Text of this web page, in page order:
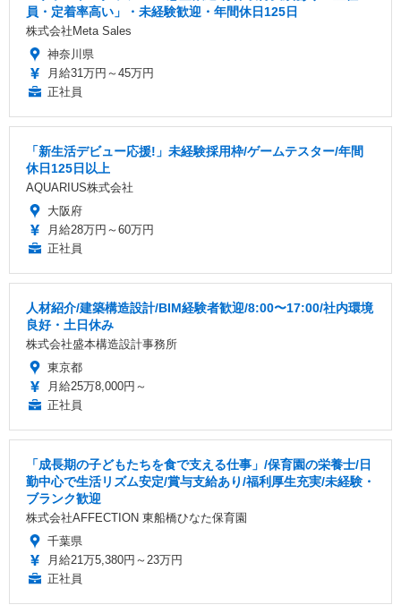
員・定着率高い」・未経験歓迎・年間休日125日
株式会社Meta Sales
神奈川県
月給31万円～45万円
正社員
「新生活デビュー応援!」未経験採用枠/ゲームテスター/年間
休日125日以上
AQUARIUS株式会社
大阪府
月給28万円～60万円
正社員
人材紹介/建築構造設計/BIM経験者歓迎/8:00〜17:00/社内環境
良好・土日休み
株式会社盛本構造設計事務所
東京都
月給25万8,000円～
正社員
「成長期の子どもたちを食で支える仕事」/保育園の栄養士/日
勤中心で生活リズム安定/賞与支給あり/福利厚生充実/未経験・
ブランク歓迎
株式会社AFFECTION 東船橋ひなた保育園
千葉県
月給21万5,380円～23万円
正社員